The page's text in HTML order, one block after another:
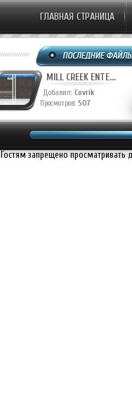
ГЛАВНАЯ СТРАНИЦА
MILL CREEK ENTE...
Добавил: Covrik
Просмотров: 507
Гостям запрещено просматривать